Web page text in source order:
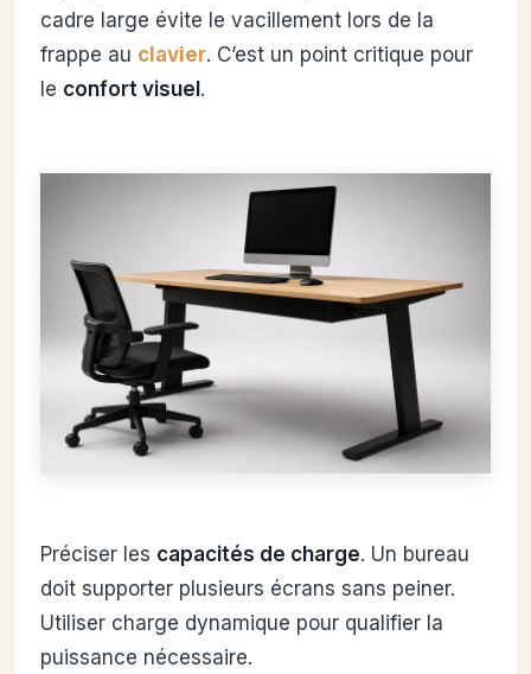
cadre large évite le vacillement lors de la
frappe au clavier. C’est un point critique pour
le confort visuel .
Préciser les capacités de charge. Un bureau
doit supporter plusieurs écrans sans peiner.
Utiliser charge dynamique pour qualifier la
puissance nécessaire.